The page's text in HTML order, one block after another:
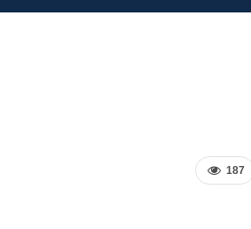
187